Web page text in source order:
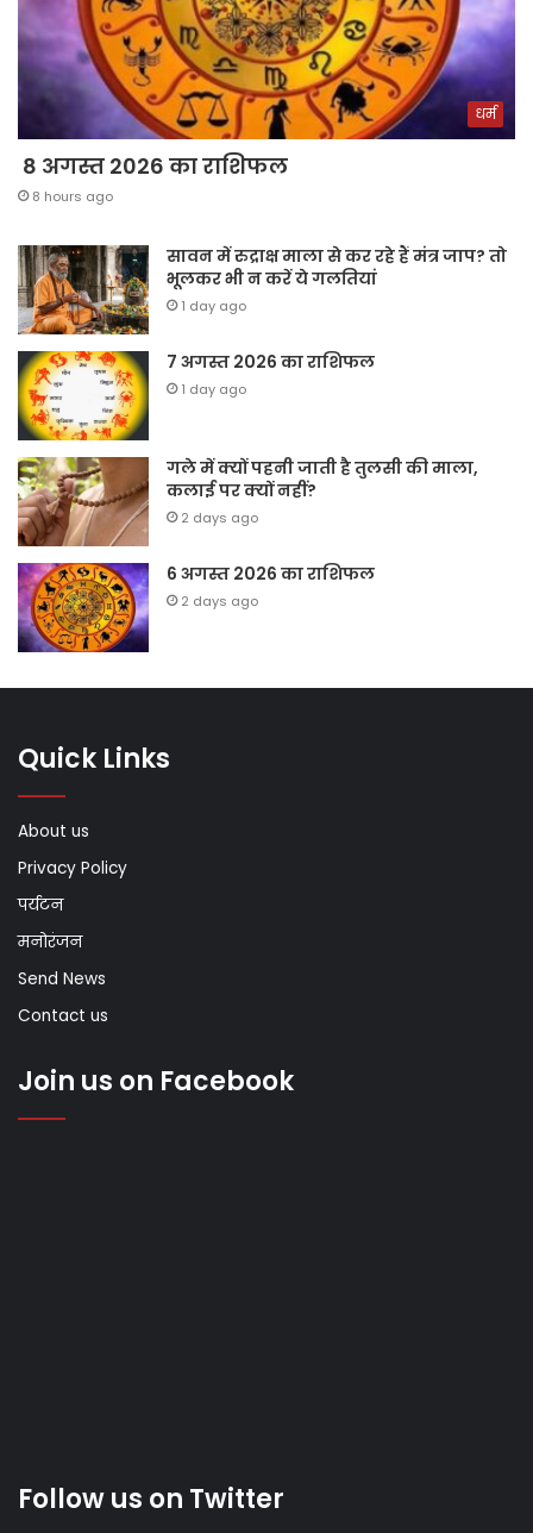
धर्म
8 अगस्त 2026 का राशिफल
8 hours ago
सावन में रुद्राक्ष माला से कर रहे हैं मंत्र जाप? तो
भूलकर भी न करें ये गलतियां
1 day ago
7 अगस्त 2026 का राशिफल
1 day ago
गले में क्यों पहनी जाती है तुलसी की माला,
कलाई पर क्यों नहीं?
2 days ago
6 अगस्त 2026 का राशिफल
2 days ago
Quick Links
About us
Privacy Policy
पर्यटन
मनोरंजन
Send News
Contact us
Join us on Facebook
Follow us on Twitter